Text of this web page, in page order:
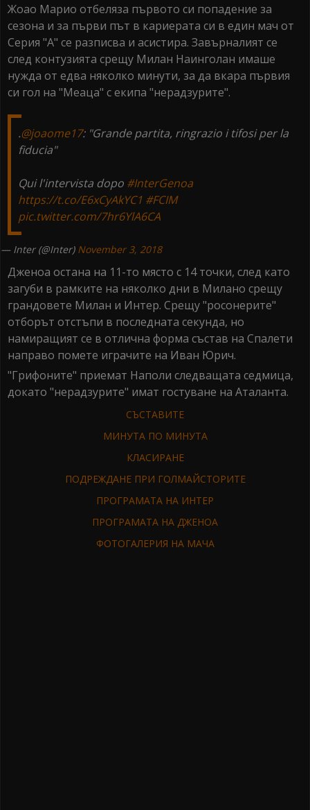
Жоао Марио отбеляза първото си попадение за
сезона и за първи път в кариерата си в един мач от
Серия "А" се разписва и асистира. Завърналият се
след контузията срещу Милан Наинголан имаше
нужда от едва няколко минути, за да вкара първия
си гол на "Меаца" с екипа "нерадзурите".
.@joaome17: "Grande partita, ringrazio i tifosi per la
fiducia"
Qui l'intervista dopo #InterGenoa
https://t.co/E6xCyAkYC1 #FCIM
pic.twitter.com/7hr6YlA6CA
— Inter (@Inter) November 3, 2018
Дженоа остана на 11-то място с 14 точки, след като
загуби в рамките на няколко дни в Милано срещу
грандовете Милан и Интер. Срещу "росонерите"
отборът отстъпи в последната секунда, но
намиращият се в отлична форма състав на Спалети
направо помете играчите на Иван Юрич.
"Грифоните" приемат Наполи следващата седмица,
докато "нерадзурите" имат гостуване на Аталанта.
СЪСТАВИТЕ
МИНУТА ПО МИНУТА
КЛАСИРАНЕ
ПОДРЕЖДАНЕ ПРИ ГОЛМАЙСТОРИТЕ
ПРОГРАМАТА НА ИНТЕР
ПРОГРАМАТА НА ДЖЕНОА
ФОТОГАЛЕРИЯ НА МАЧА